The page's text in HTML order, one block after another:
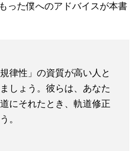
った僕へのアドバイスが本書
律性」の資質が高い人と
しょう。彼らは、あなた
にそれたとき、軌道修正
。